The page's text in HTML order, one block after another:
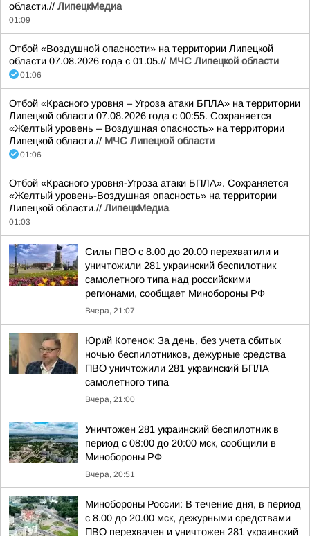
области.// ЛипецкМедиа
01:09
Отбой «Воздушной опасности» на территории Липецкой
области 07.08.2026 года с 01.05.// МЧС Липецкой области
01:06
Отбой «Красного уровня – Угроза атаки БПЛА» на территории
Липецкой области 07.08.2026 года с 00:55. Сохраняется
«Желтый уровень – Воздушная опасность» на территории
Липецкой области.// МЧС Липецкой области
01:06
Отбой «Красного уровня-Угроза атаки БПЛА». Сохраняется
«Желтый уровень-Воздушная опасность» на территории
Липецкой области.// ЛипецкМедиа
01:03
Силы ПВО с 8.00 до 20.00 перехватили и
уничтожили 281 украинский беспилотник
самолетного типа над российскими
регионами, сообщает Минобороны РФ
Вчера, 21:07
Юрий Котенок: За день, без учета сбитых
ночью беспилотников, дежурные средства
ПВО уничтожили 281 украинский БПЛА
самолетного типа
Вчера, 21:00
Уничтожен 281 украинский беспилотник в
период с 08:00 до 20:00 мск, сообщили в
Минобороны РФ
Вчера, 20:51
Минобороны России: В течение дня, в период
с 8.00 до 20.00 мск, дежурными средствами
ПВО перехвачен и уничтожен 281 украинский